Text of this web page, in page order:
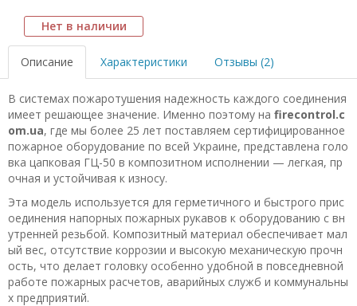
Нет в наличии
Описание Характеристики Отзывы (2)
В системах пожаротушения надежность каждого соединения
имеет решающее значение. Именно поэтому на firecontrol.c
om.ua, где мы более 25 лет поставляем сертифицированное
пожарное оборудование по всей Украине, представлена голо
вка цапковая ГЦ-50 в композитном исполнении — легкая, пр
очная и устойчивая к износу.
Эта модель используется для герметичного и быстрого прис
оединения напорных пожарных рукавов к оборудованию с вн
утренней резьбой. Композитный материал обеспечивает мал
ый вес, отсутствие коррозии и высокую механическую прочн
ость, что делает головку особенно удобной в повседневной
работе пожарных расчетов, аварийных служб и коммунальны
х предприятий.